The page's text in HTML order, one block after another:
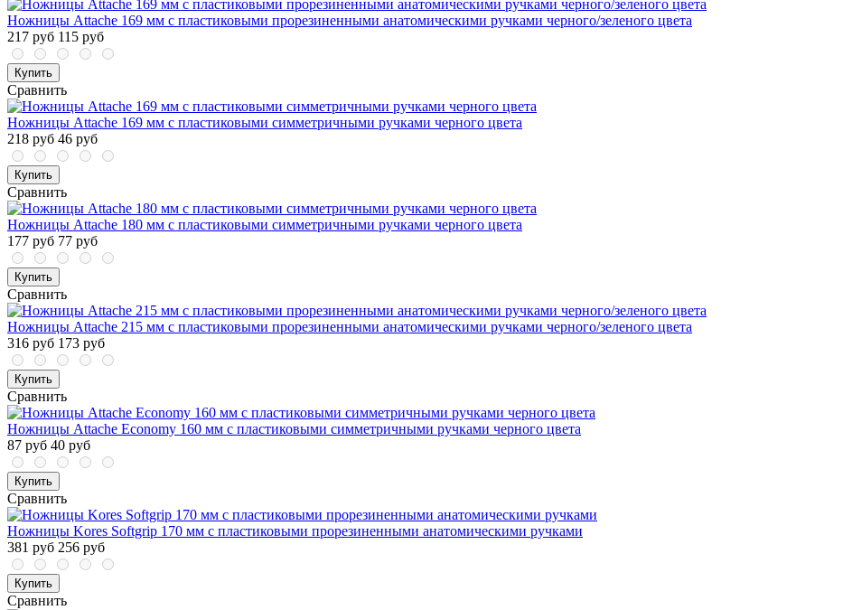
Ножницы Attache 169 мм с пластиковыми прорезиненными анатомическими ручками черного/зеленого цвета
217 руб 115 руб
Купить
Сравнить
Ножницы Attache 169 мм с пластиковыми симметричными ручками черного цвета
218 руб 46 руб
Купить
Сравнить
Ножницы Attache 180 мм с пластиковыми симметричными ручками черного цвета
177 руб 77 руб
Купить
Сравнить
Ножницы Attache 215 мм с пластиковыми прорезиненными анатомическими ручками черного/зеленого цвета
316 руб 173 руб
Купить
Сравнить
Ножницы Attache Economy 160 мм с пластиковыми симметричными ручками черного цвета
87 руб 40 руб
Купить
Сравнить
Ножницы Kores Softgrip 170 мм с пластиковыми прорезиненными анатомическими ручками
381 руб 256 руб
Купить
Сравнить